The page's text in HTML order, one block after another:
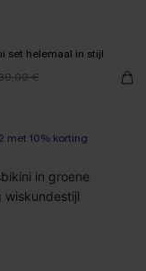
Roze bikini set helemaal in stijl
€
2 met 10% korting